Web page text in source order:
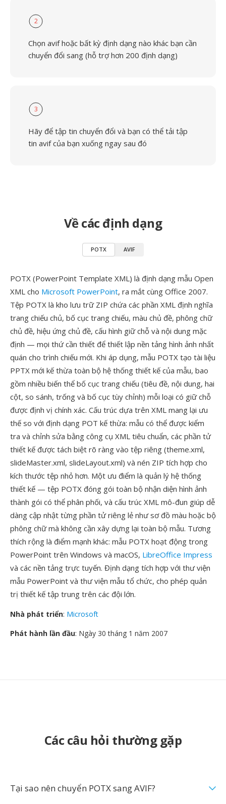
2
Chọn avif hoặc bất kỳ định dạng nào khác bạn cần
chuyển đổi sang (hỗ trợ hơn 200 định dạng)
3
Hãy để tập tin chuyển đổi và bạn có thể tải tập
tin avif của bạn xuống ngay sau đó
Về các định dạng
POTX AVIF
POTX (PowerPoint Template XML) là định dạng mẫu Open
XML cho Microsoft PowerPoint, ra mắt cùng Office 2007.
Tệp POTX là kho lưu trữ ZIP chứa các phần XML định nghĩa
trang chiếu chủ, bố cục trang chiếu, màu chủ đề, phông chữ
chủ đề, hiệu ứng chủ đề, cấu hình giữ chỗ và nội dung mặc
định — mọi thứ cần thiết để thiết lập nền tảng hình ảnh nhất
quán cho trình chiếu mới. Khi áp dụng, mẫu POTX tạo tài liệu
PPTX mới kế thừa toàn bộ hệ thống thiết kế của mẫu, bao
gồm nhiều biến thể bố cục trang chiếu (tiêu đề, nội dung, hai
cột, so sánh, trống và bố cục tùy chỉnh) mỗi loại có giữ chỗ
được định vị chính xác. Cấu trúc dựa trên XML mang lại ưu
thế so với định dạng POT kế thừa: mẫu có thể được kiểm
tra và chỉnh sửa bằng công cụ XML tiêu chuẩn, các phần tử
thiết kế được tách biệt rõ ràng vào tệp riêng (theme.xml,
slideMaster.xml, slideLayout.xml) và nén ZIP tích hợp cho
kích thước tệp nhỏ hơn. Một ưu điểm là quản lý hệ thống
thiết kế — tệp POTX đóng gói toàn bộ nhận diện hình ảnh
thành gói có thể phân phối, và cấu trúc XML mô-đun giúp dễ
dàng cập nhật từng phần tử riêng lẻ như sơ đồ màu hoặc bộ
phông chữ mà không cần xây dựng lại toàn bộ mẫu. Tương
thích rộng là điểm mạnh khác: mẫu POTX hoạt động trong
PowerPoint trên Windows và macOS, LibreOffice Impress
và các nền tảng trực tuyến. Định dạng tích hợp với thư viện
mẫu PowerPoint và thư viện mẫu tổ chức, cho phép quản
trị thiết kế tập trung trên các đội lớn.
Nhà phát triển: Microsoft
Phát hành lần đầu: Ngày 30 tháng 1 năm 2007
Các câu hỏi thường gặp
Tại sao nên chuyển POTX sang AVIF?